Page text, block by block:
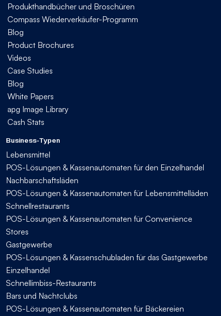
Produkthandbücher und Broschüren
Compass Wiederverkäufer-Programm
Blog
Product Brochures
Videos
Case Studies
Blog
White Papers
apg Image Library
Cash Stats
Business-Typen
Lebensmittel
POS-Lösungen & Kassenautomaten für den Einzelhandel
Nachbarschaftsläden
POS-Lösungen & Kassenautomaten für Lebensmittelläden
Schnellrestaurants
POS-Lösungen & Kassenautomaten für Convenience
Stores
Gastgewerbe
POS-Lösungen & Kassenschubladen für das Gastgewerbe
Einzelhandel
Schnellimbiss-Restaurants
Bars und Nachtclubs
POS-Lösungen & Kassenautomaten für Bäckereien